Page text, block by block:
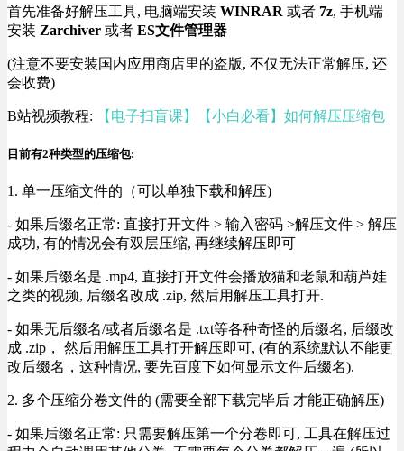
首先准备好解压工具, 电脑端安装 WINRAR 或者 7z, 手机端
安装 Zarchiver 或者 ES文件管理器
(注意不要安装国内应用商店里的盗版, 不仅无法正常解压, 还
会收费)
B站视频教程: 【电子扫盲课】【小白必看】如何解压压缩包
目前有2种类型的压缩包:
1. 单一压缩文件的（可以单独下载和解压)
- 如果后缀名正常: 直接打开文件 > 输入密码 >解压文件 > 解压
成功, 有的情况会有双层压缩, 再继续解压即可
- 如果后缀名是 .mp4, 直接打开文件会播放猫和老鼠和葫芦娃
之类的视频, 后缀名改成 .zip, 然后用解压工具打开.
- 如果无后缀名/或者后缀名是 .txt等各种奇怪的后缀名, 后缀改
成 .zip， 然后用解压工具打开解压即可, (有的系统默认不能更
改后缀名，这种情况, 要先百度下如何显示文件后缀名).
2. 多个压缩分卷文件的 (需要全部下载完毕后 才能正确解压)
- 如果后缀名正常: 只需要解压第一个分卷即可, 工具在解压过